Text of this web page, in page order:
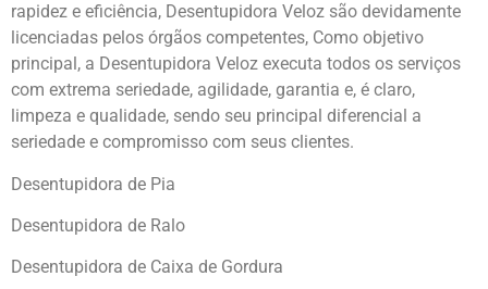
rapidez e eficiência, Desentupidora Veloz são devidamente
licenciadas pelos órgãos competentes, Como objetivo
principal, a Desentupidora Veloz executa todos os serviços
com extrema seriedade, agilidade, garantia e, é claro,
limpeza e qualidade, sendo seu principal diferencial a
seriedade e compromisso com seus clientes.
Desentupidora de Pia
Desentupidora de Ralo
Desentupidora de Caixa de Gordura